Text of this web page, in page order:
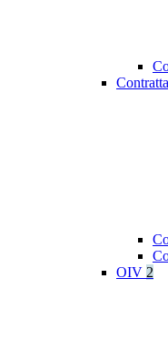
OIV 2